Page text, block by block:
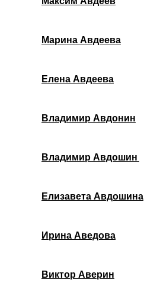
Марина Авдеева
Елена Авдеева
Владимир Авдонин
Владимир Авдошин
Елизавета Авдошина
Ирина Аведова
Виктор Аверин